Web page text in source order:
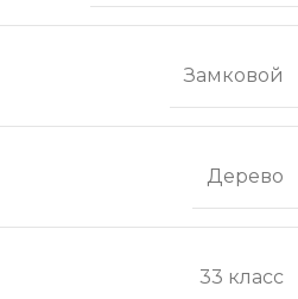
Замковой
Дерево
33 класс